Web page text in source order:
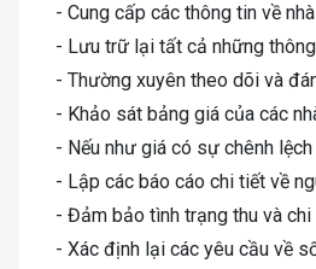
- Cung cấp các thông tin về
- Lưu trữ lại tất cả những
- Thường xuyên theo dõi và
- Khảo sát bảng giá của các
- Nếu như giá có sự chênh
- Lập các báo cáo chi tiết về
- Đảm bảo tình trạng thu và
- Xác định lại các yêu cầu về